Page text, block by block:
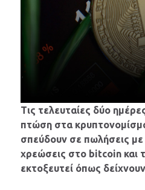
Τις τελευταίες δύο
πτώση στα
σπεύδουν σε πωλήσεις
χρεώσεις στο bitcoin και
εκτοξευτεί όπως